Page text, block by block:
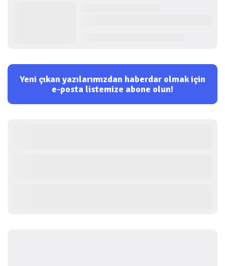
Yeni çıkan yazılarımızdan haberdar olmak için
e-posta listemize abone olun!